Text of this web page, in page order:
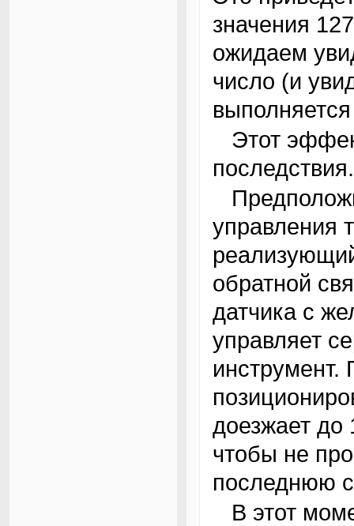
значения
ожидаем
число (и
Этот эффект может иметь крайне негативные
последствия.
Предположим, что энкодер стоит в системе
управления
обратной
датчика с
управляет
инструмент.
доезжает до
чтобы не
последнюю
В этот момент энкодер выдает какое-то